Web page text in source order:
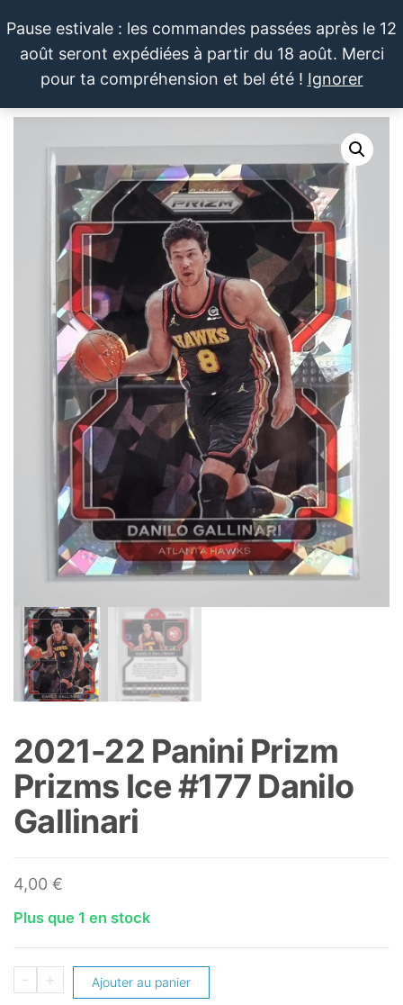
au
contenu
Pause estivale : les commandes passées après le 12
août seront expédiées à partir du 18 août. Merci
pour ta compréhension et bel été ! Ignorer
LE SPORTIF
DU
DIMANCHE®
Cartes
et
produits
autour
du
sport et
de la
pop
culture
2021-22 Panini Prizm
Prizms Ice #177 Danilo
Gallinari
4,00 €
Plus que 1 en stock
-
quantité
+ Ajouter au panier